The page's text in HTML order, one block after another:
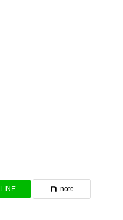
LINE note